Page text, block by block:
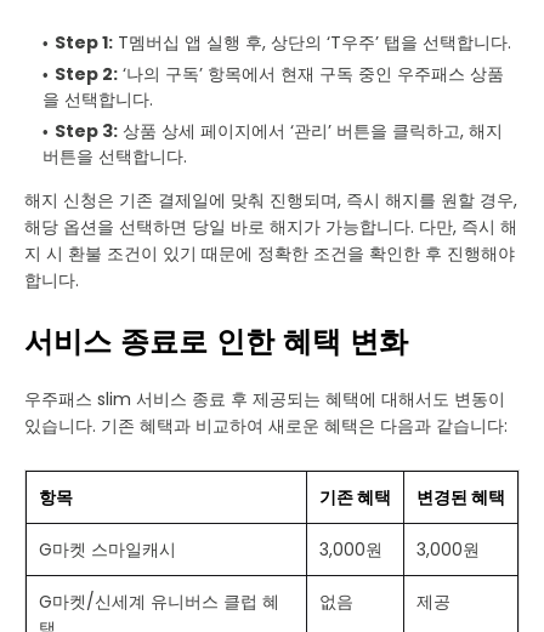
Step 1: T멤버십 앱 실행 후, 상단의 ‘T우주’ 탭을 선택합니다.
Step 2: ‘나의 구독’ 항목에서 현재 구독 중인 우주패스 상품
을 선택합니다.
Step 3: 상품 상세 페이지에서 ‘관리’ 버튼을 클릭하고, 해지
버튼을 선택합니다.
해지 신청은 기존 결제일에 맞춰 진행되며, 즉시 해지를 원할 경우,
해당 옵션을 선택하면 당일 바로 해지가 가능합니다. 다만, 즉시 해
지 시 환불 조건이 있기 때문에 정확한 조건을 확인한 후 진행해야
합니다.
서비스 종료로 인한 혜택 변화
우주패스 slim 서비스 종료 후 제공되는 혜택에 대해서도 변동이
있습니다. 기존 혜택과 비교하여 새로운 혜택은 다음과 같습니다:
항목 기존 혜택 변경된 혜택
G마켓 스마일캐시 3,000원 3,000원
G마켓/신세계 유니버스 클럽 혜
없음 제공